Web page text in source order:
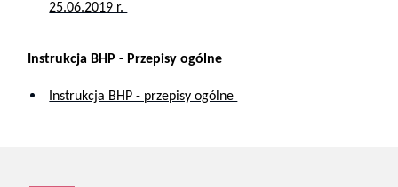
25.06.2019 r.
Instrukcja BHP - Przepisy ogólne
Instrukcja BHP - przepisy ogólne